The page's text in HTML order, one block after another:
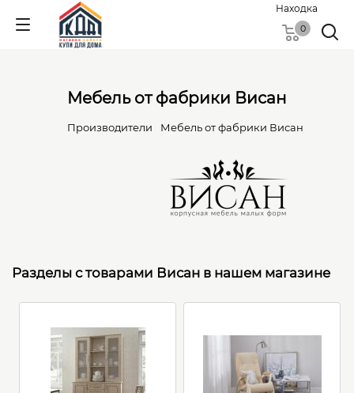
Находка
0
Мебель от фабрики Висан
Производители Мебель от фабрики Висан
Разделы с товарами Висан в нашем магазине